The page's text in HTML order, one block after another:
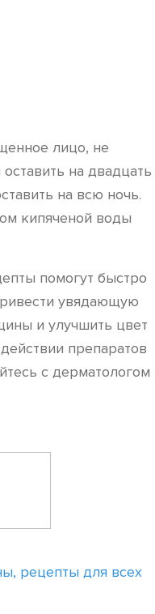
лицо, не
на двадцать
на всю ночь.
кипяченой воды
помогут быстро
увядающую
и улучшить цвет
препаратов
с дерматологом
рецепты для всех